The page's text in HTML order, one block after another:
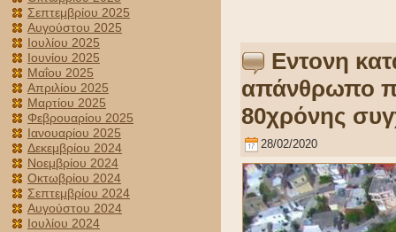
Σεπτεμβρίου 2025
Αυγούστου 2025
Ιουλίου 2025
Ιουνίου 2025
Μαΐου 2025
Απριλίου 2025
Μαρτίου 2025
Φεβρουαρίου 2025
Ιανουαρίου 2025
Δεκεμβρίου 2024
Νοεμβρίου 2024
Οκτωβρίου 2024
Σεπτεμβρίου 2024
Αυγούστου 2024
Ιουλίου 2024
Eντονη
απάνθρωπο
80χρόνης
28/02/2020